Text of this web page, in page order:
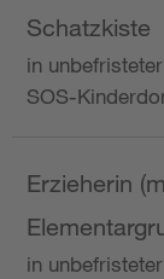
Schatzkiste
in
SOS-
Erzieherin
in